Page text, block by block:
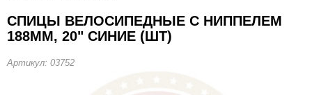
СПИЦЫ ВЕЛОСИПЕДНЫЕ С НИППЕЛЕМ
188ММ, 20" СИНИЕ (ШТ)
Артикул: 03752